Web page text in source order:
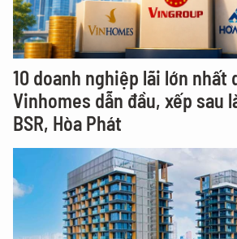
10 doanh nghiệp lãi lớn nhất
Vinhomes dẫn đầu, xếp sau
BSR, Hòa Phát